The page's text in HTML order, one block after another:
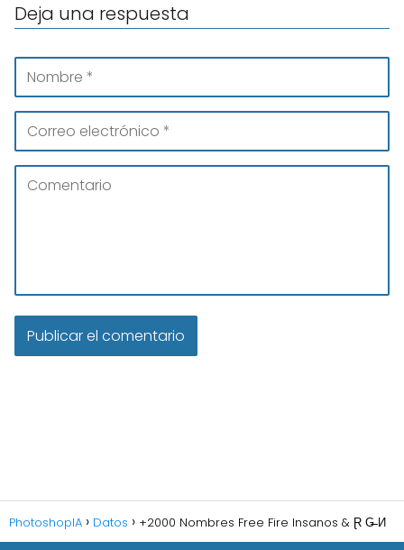
Deja una respuesta
PhotoshopIA Datos +2000 Nombres Free Fire Insanos & Ɽ G̶̶ И